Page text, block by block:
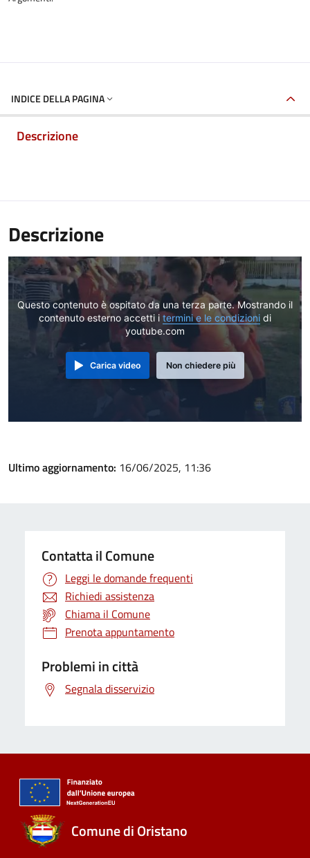
INDICE DELLA PAGINA
Descrizione
Descrizione
Questo contenuto è ospitato da una terza parte. Mostrando il
contenuto esterno accetti i termini e le condizioni di
youtube.com
Carica video Non chiedere più
Ultimo aggiornamento: 16/06/2025, 11:36
Contatta il Comune
Leggi le domande frequenti
Richiedi assistenza
Chiama il Comune
Prenota appuntamento
Problemi in città
Segnala disservizio
Comune di Oristano